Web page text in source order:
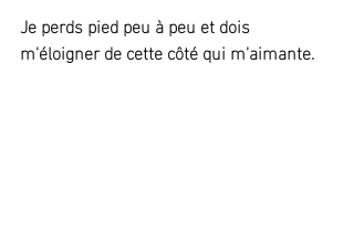
Je perds pied peu à peu et dois
m'éloigner de cette côté qui m'aimante.